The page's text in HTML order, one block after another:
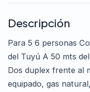
Descripción
Para 5 6 personas
del Tuyú A 50 mts
Dos duplex frente al
equipado, gas